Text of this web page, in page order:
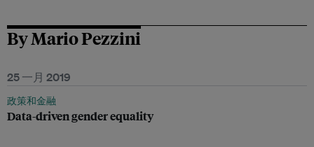
By Mario Pezzini
25 一月 2019
政策和金融
Data-driven gender equality